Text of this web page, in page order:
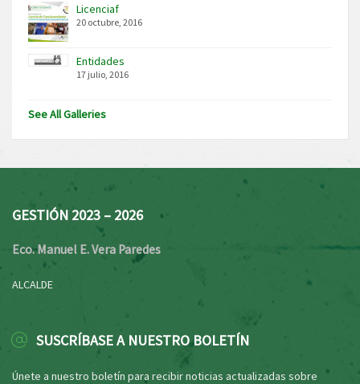
Licenciaf
20 octubre, 2016
Entidades
17 julio, 2016
See All Galleries
GESTIÓN 2023 – 2026
Eco. Manuel E. Vera Paredes
ALCALDE
SUSCRÍBASE A NUESTRO BOLETÍN
Únete a nuestro boletín para recibir noticias actualizadas sobre